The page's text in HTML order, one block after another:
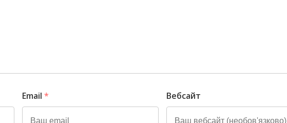
Email * Вебсайт